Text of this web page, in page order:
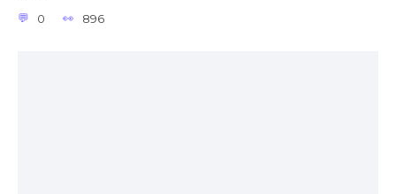
0 896